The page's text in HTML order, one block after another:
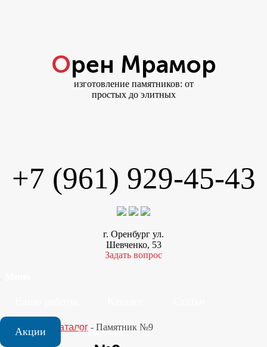
Орен Мрамор
изготовление памятников: от
простых до элитных
+7 (961) 929-45-43
г. Оренбург ул.
Шевченко, 53
Задать вопрос
Акции Установка
Главная Каталог - Памятник №9